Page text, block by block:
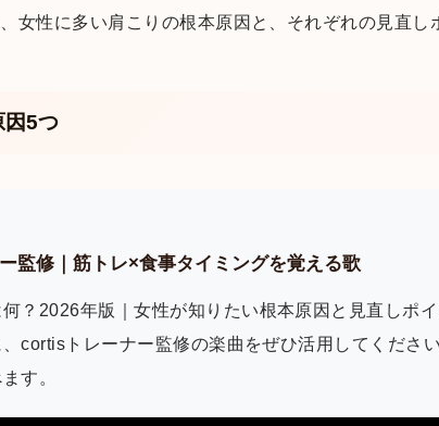
女性に多い肩こりの根本原因と、それぞれの見直し
因5つ
監修｜筋トレ×食事タイミングを覚える歌
何？2026年版｜女性が知りたい根本原因と見直しポ
cortisトレーナー監修の楽曲をぜひ活用してくださ
す。